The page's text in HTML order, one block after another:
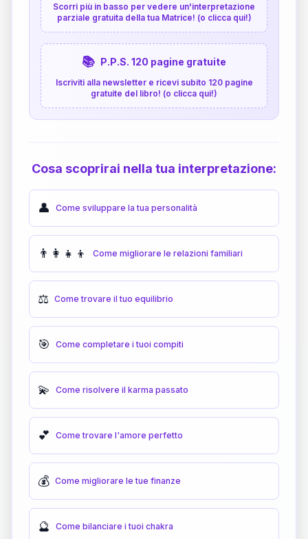
Scorri più in basso per vedere un'interpretazione
parziale gratuita della tua Matrice! (o clicca qui!)
📚 P.P.S. 120 pagine gratuite
Iscriviti alla newsletter e ricevi subito 120 pagine
gratuite del libro! (o clicca qui!)
Cosa scoprirai nella tua interpretazione:
👤 Come sviluppare la tua personalità
👨‍👩‍👧‍👦 Come migliorare le relazioni familiari
⚖️ Come trovare il tuo equilibrio
🎯 Come completare i tuoi compiti
💫 Come risolvere il karma passato
💕 Come trovare l'amore perfetto
💰 Come migliorare le tue finanze
🔮 Come bilanciare i tuoi chakra